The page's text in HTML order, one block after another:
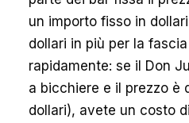
un importo fisso in
dollari in più per la
rapidamente: se il Don
a bicchiere e il prezzo è
dollari), avete un costo